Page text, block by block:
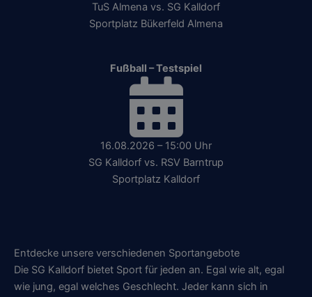
TuS Almena vs. SG Kalldorf
Sportplatz Bükerfeld Almena
Fußball – Testspiel
16.08.2026 – 15:00 Uhr
SG Kalldorf vs. RSV Barntrup
Sportplatz Kalldorf
Entdecke unsere verschiedenen Sportangebote
Die SG Kalldorf bietet Sport für jeden an. Egal wie alt, egal
wie jung, egal welches Geschlecht. Jeder kann sich in